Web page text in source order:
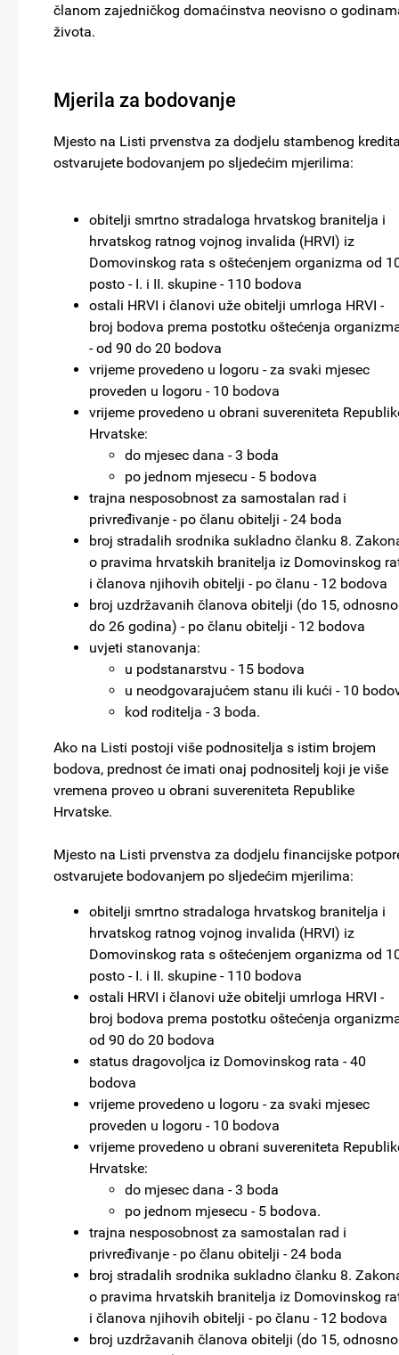
članom zajedničkog domaćinstva neovisno o
života.
Mjerila za bodovanje
Mjesto na Listi prvenstva za dodjelu stambenog
ostvarujete bodovanjem po sljedećim mjerilima:
obitelji smrtno stradaloga hrvatskog branitelja i
hrvatskog ratnog vojnog invalida (HRVI) iz
Domovinskog rata s oštećenjem organizma od
posto - I. i II. skupine - 110 bodova
ostali HRVI i članovi uže obitelji umrloga HRVI -
broj bodova prema postotku oštećenja
- od 90 do 20 bodova
vrijeme provedeno u logoru - za svaki mjesec
proveden u logoru - 10 bodova
vrijeme provedeno u obrani suvereniteta
Hrvatske:
do mjesec dana - 3 boda
po jednom mjesecu - 5 bodova
trajna nesposobnost za samostalan rad i
privređivanje - po članu obitelji - 24 boda
broj stradalih srodnika sukladno članku 8.
o pravima hrvatskih branitelja iz Domovinskog
i članova njihovih obitelji - po članu - 12 bodova
broj uzdržavanih članova obitelji (do 15, odnosno
do 26 godina) - po članu obitelji - 12 bodova
uvjeti stanovanja:
u podstanarstvu - 15 bodova
u neodgovarajućem stanu ili kući - 10
kod roditelja - 3 boda.
Ako na Listi postoji više podnositelja s istim brojem
bodova, prednost će imati onaj podnositelj koji je više
vremena proveo u obrani suvereniteta Republike
Hrvatske.
Mjesto na Listi prvenstva za dodjelu financijske
ostvarujete bodovanjem po sljedećim mjerilima:
obitelji smrtno stradaloga hrvatskog branitelja i
hrvatskog ratnog vojnog invalida (HRVI) iz
Domovinskog rata s oštećenjem organizma od
posto - I. i II. skupine - 110 bodova
ostali HRVI i članovi uže obitelji umrloga HRVI -
broj bodova prema postotku oštećenja
od 90 do 20 bodova
status dragovoljca iz Domovinskog rata - 40
bodova
vrijeme provedeno u logoru - za svaki mjesec
proveden u logoru - 10 bodova
vrijeme provedeno u obrani suvereniteta
Hrvatske:
do mjesec dana - 3 boda
po jednom mjesecu - 5 bodova.
trajna nesposobnost za samostalan rad i
privređivanje - po članu obitelji - 24 boda
broj stradalih srodnika sukladno članku 8.
o pravima hrvatskih branitelja iz Domovinskog
i članova njihovih obitelji - po članu - 12 bodova
broj uzdržavanih članova obitelji (do 15, odnosno